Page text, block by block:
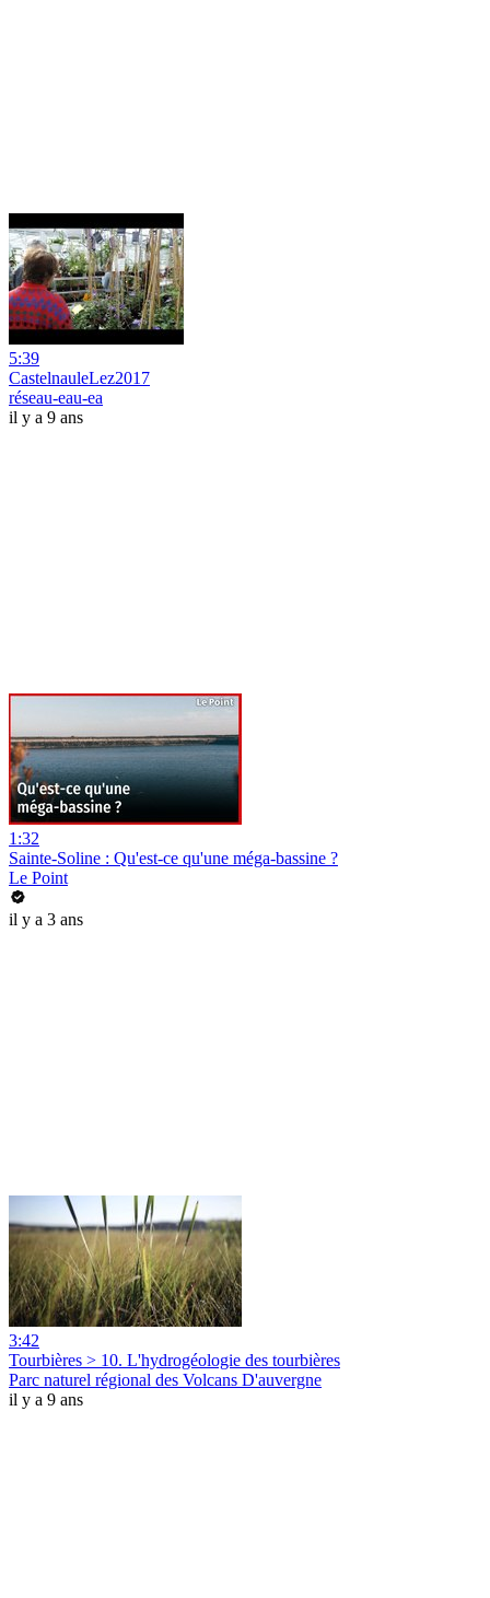
5:39
CastelnauleLez2017
réseau-eau-ea
il y a 9 ans
1:32
Sainte-Soline : Qu'est-ce qu'une méga-bassine ?
Le Point
il y a 3 ans
3:42
Tourbières > 10. L'hydrogéologie des tourbières
Parc naturel régional des Volcans D'auvergne
il y a 9 ans